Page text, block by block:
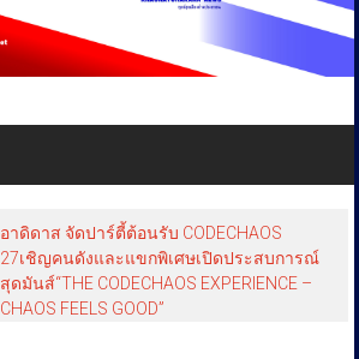
อาดิดาส จัดปาร์ตี้ต้อนรับ CODECHAOS
27เชิญคนดังและแขกพิเศษเปิดประสบการณ์
สุดมันส์“THE CODECHAOS EXPERIENCE –
CHAOS FEELS GOOD”